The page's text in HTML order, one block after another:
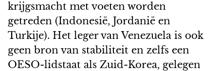
krijgsmacht met voeten worden
getreden (Indonesië, Jordanië en
Turkije). Het leger van Venezuela is ook
geen bron van stabiliteit en zelfs een
OESO-lidstaat als Zuid-Korea, gelegen